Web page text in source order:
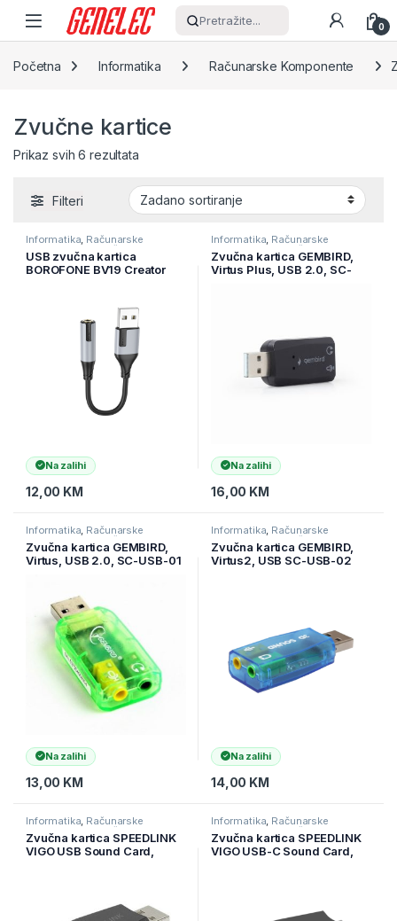
Skip to navigation
Skip to content
Pretražite... 0
Početna Informatika Računarske Komponente
Zvučne kartice
Prikaz svih 6 rezultata
Filteri
Informatika, Računarske
Komponente Zvučne kartice
USB zvučna kartica
BOROFONE BV19 Creator
Na zalihi
12,00 KM
Informatika, Računarske
Komponente Zvučne kartice
Zvučna kartica GEMBIRD,
Virtus Plus, USB 2.0, SC-
Na zalihi
16,00 KM
Informatika, Računarske
Komponente Zvučne kartice
Zvučna kartica GEMBIRD,
Virtus, USB 2.0, SC-USB-01
Na zalihi
13,00 KM
Informatika, Računarske
Komponente Zvučne kartice
Zvučna kartica GEMBIRD,
Virtus2, USB SC-USB-02
Na zalihi
14,00 KM
Informatika, Računarske
Komponente Zvučne kartice
Zvučna kartica SPEEDLINK
VIGO USB Sound Card,
Informatika, Računarske
Komponente Zvučne kartice
Zvučna kartica SPEEDLINK
VIGO USB-C Sound Card,